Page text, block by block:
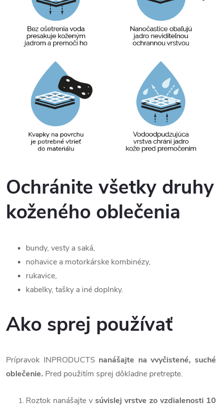
Ochránite všetky druhy
koženého oblečenia
bundy, vesty a saká,
nohavice a motorkárske kombinézy,
rukavice,
kabelky, tašky a iné doplnky.
Ako sprej používať
Prípravok INPRODUCTS nanášajte na vvyčistené, suché
oblečenie. Pred použitím sprej dôkladne pretrepte.
Roztok nanášajte v súvislej vrstve zo vzdialenosti 10